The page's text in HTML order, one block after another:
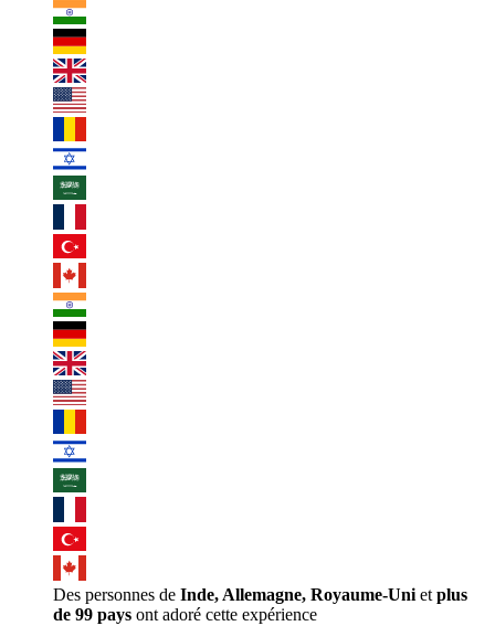
Des personnes de Inde, Allemagne, Royaume-Uni et plus
de 99 pays ont adoré cette expérience